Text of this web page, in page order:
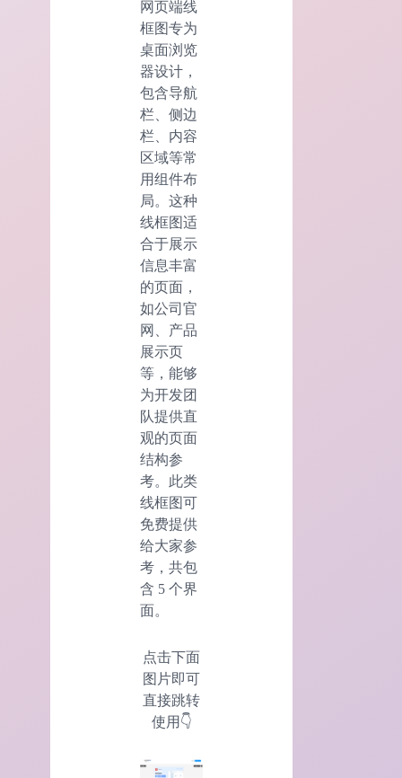
网页端线
框图专为
桌面浏览
器设计，
包含导航
栏、侧边
栏、内容
区域等常
用组件布
局。这种
线框图适
合于展示
信息丰富
的页面，
如公司官
网、产品
展示页
等，能够
为开发团
队提供直
观的页面
结构参
考。此类
线框图可
免费提供
给大家参
考，共包
含 5 个界
面。
点击下面
图片即可
直接跳转
使用👇